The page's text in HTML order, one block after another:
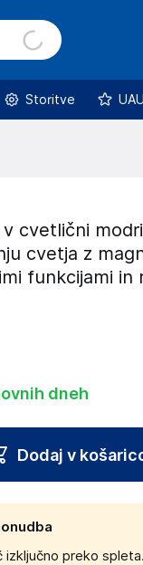
Storitve
v cvetlični
cvetja z
funkcijami in
dneh
Dodaj v
izključno preko spleta.